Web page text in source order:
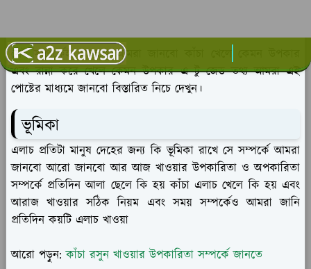
সেই সম্পর্কেই আজকে আমরা জানবো কাঁচা খেলে কেমন উপকার
এবং রান্না করে খেলে কেমন উপকার এ টু জেড তথ্য আমরা এই
পোষ্টের মাধ্যমে জানবো বিস্তারিত নিচে দেখুন।
ভূমিকা
এলাচ প্রতিটা মানুষ দেহের জন্য কি ভূমিকা রাখে সে সম্পর্কে আমরা
জানবো আরো জানবো আর আজ খাওয়ার উপকারিতা ও অপকারিতা
সম্পর্কে প্রতিদিন আলা ছেলে কি হয় কাঁচা এলাচ খেলে কি হয় এবং
আরাজ খাওয়ার সঠিক নিয়ম এবং সময় সম্পর্কেও আমরা জানি
প্রতিদিন কয়টি এলাচ খাওয়া
আরো পড়ুন:কাঁচা রসুন খাওয়ার উপকারিতা সম্পর্কে জানতে